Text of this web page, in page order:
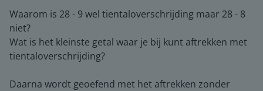
Waarom is 28 - 9 wel tientaloverschrijding maar 28 - 8
niet?
Wat is het kleinste getal waar je bij kunt aftrekken met
tientaloverschrijding?
Daarna wordt geoefend met het aftrekken zonder